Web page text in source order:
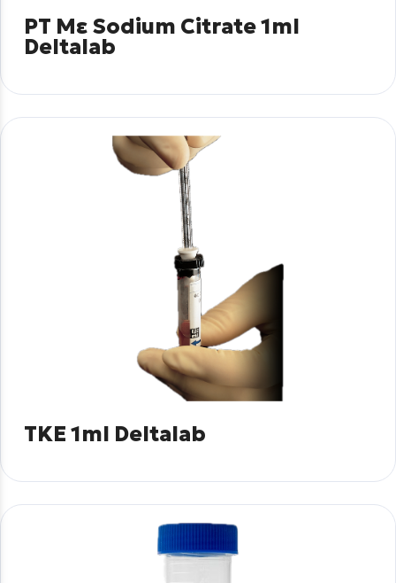
PT Με Sodium Citrate 1ml
Deltalab
TKE 1ml Deltalab